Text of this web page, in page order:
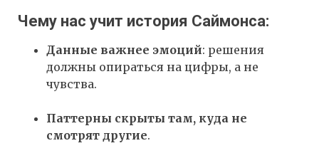
Чему нас учит история Саймонса:
Данные важнее эмоций: решения
должны опираться на цифры, а не
чувства.
Паттерны скрыты там, куда не
смотрят другие.